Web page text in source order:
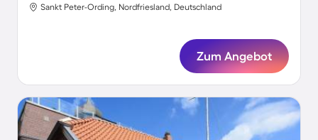
Sankt Peter-Ording, Nordfriesland, Deutschland
Zum Angebot